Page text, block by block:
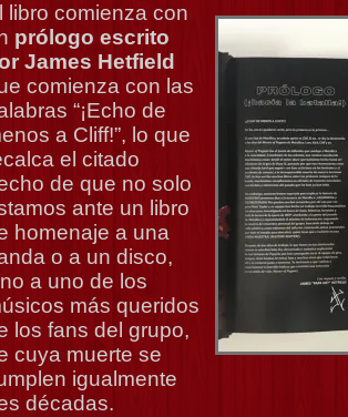
libro comienza con
prólogo escrito
James Hetfield
comienza con las
“¡Echo de
a Cliff!”, lo que
el citado
de que no solo
ante un libro
homenaje a una
o a un disco,
a uno de los
más queridos
los fans del grupo,
cuya muerte se
igualmente
décadas.